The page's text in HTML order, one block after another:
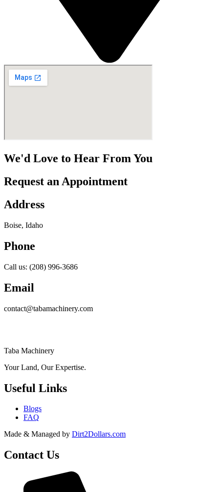
We'd Love to Hear From You
Request an Appointment
Address
Boise, Idaho
Phone
Call us: (208) 996-3686
Email
contact@tabamachinery.com
Taba Machinery
Your Land, Our Expertise.
Useful Links
Blogs
FAQ
Made & Managed by Dirt2Dollars.com
Contact Us